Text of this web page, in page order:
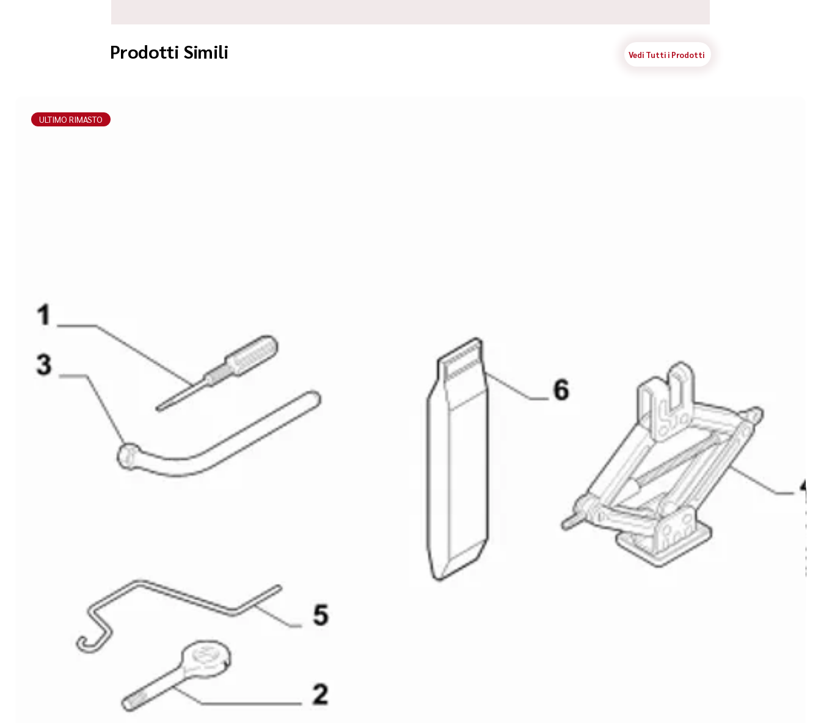
Prodotti Simili Vedi Tutti i Prodotti
ULTIMO RIMASTO